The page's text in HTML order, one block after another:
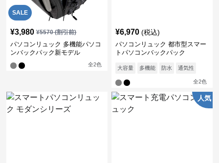
SALE
¥3,980 ¥5570(割引前)
パソコンリュック 多機能パソコ
ンバックパック新モデル
全2色
¥6,970 (税込)
パソコンリュック 都市型スマー
トパソコンバックパック
大容量 多機能 防水 通気性
全2色
人気